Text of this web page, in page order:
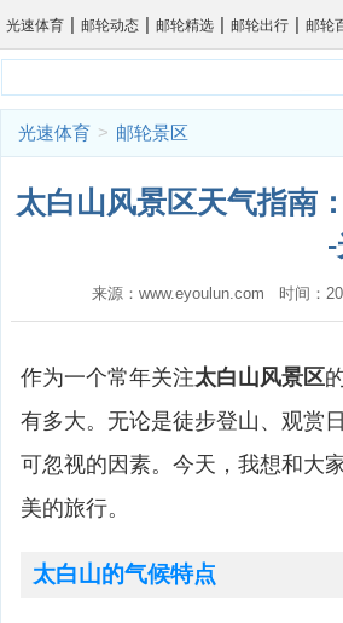
光速体育 | 邮轮动态 | 邮轮精选 | 邮轮出行 | 邮轮
光速体育 > 邮轮景区
太白山风景区天气指南
来源：www.eyoulun.com 时间：
作为一个常年关注太白山风景区
有多大。无论是徒步登山、观赏
可忽视的因素。今天，我想和大
美的旅行。
太白山的气候特点